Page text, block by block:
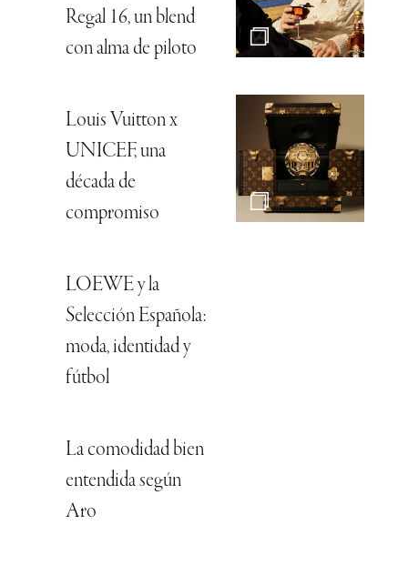
Regal 16, un blend
con alma de piloto
Louis Vuitton x
UNICEF, una
década de
compromiso
LOEWE y la
Selección Española:
moda, identidad y
fútbol
La comodidad bien
entendida según
Aro